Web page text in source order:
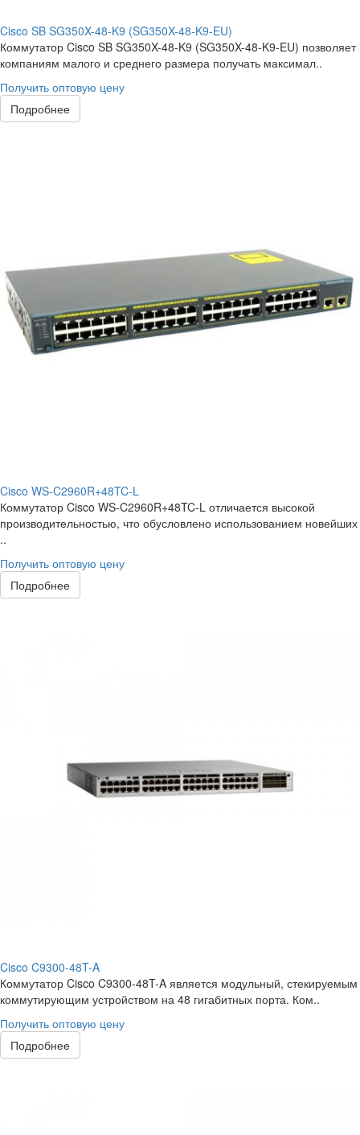
Cisco SB SG350X-48-K9 (SG350X-48-K9-EU)
Коммутатор Cisco SB SG350X-48-K9 (SG350X-48-K9-EU) позволяет
компаниям малого и среднего размера получать максимал..
Получить оптовую цену
Подробнее
Cisco WS-C2960R+48TC-L
Коммутатор Cisco WS-C2960R+48TC-L отличается высокой
производительностью, что обусловлено использованием новейших
..
Получить оптовую цену
Подробнее
Cisco C9300-48T-A
Коммутатор Cisco C9300-48T-A является модульный, стекируемым
коммутирующим устройством на 48 гигабитных порта. Ком..
Получить оптовую цену
Подробнее